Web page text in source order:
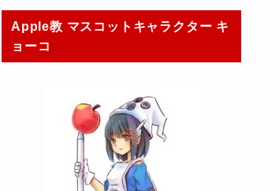
Apple教 マスコットキャラクター キ
ョーコ